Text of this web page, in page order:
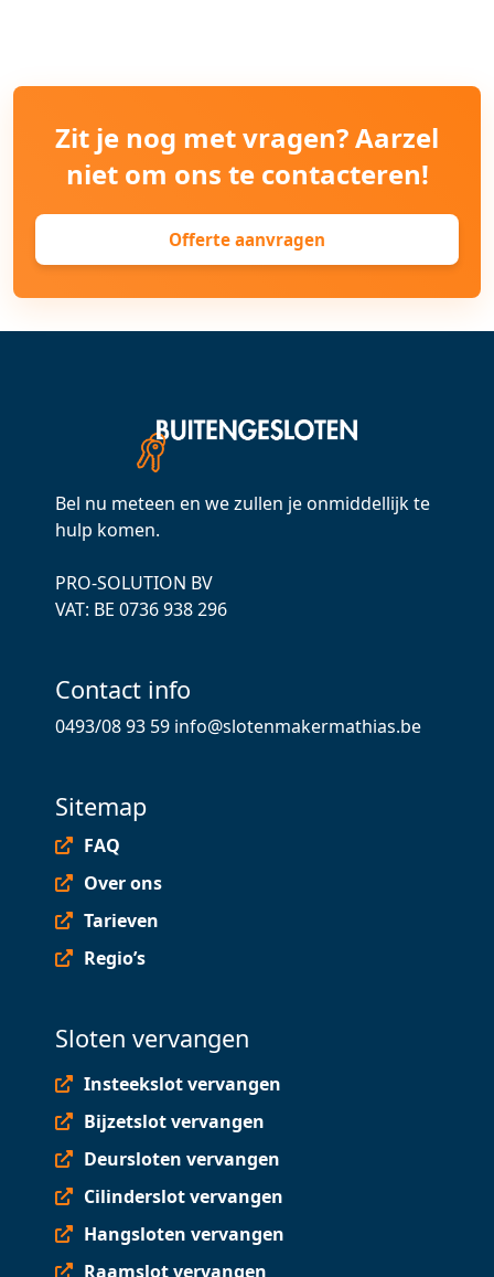
Zit je nog met vragen? Aarzel
niet om ons te contacteren!
Offerte aanvragen
Bel nu meteen en we zullen je onmiddellijk te
hulp komen.
PRO-SOLUTION BV
VAT: ВЕ 0736 938 296
Contact info
0493/08 93 59 info@slotenmakermathias.be
Sitemap
FAQ
Over ons
Tarieven
Regio’s
Sloten vervangen
Insteekslot vervangen
Bijzetslot vervangen
Deursloten vervangen
Cilinderslot vervangen
Hangsloten vervangen
Raamslot vervangen